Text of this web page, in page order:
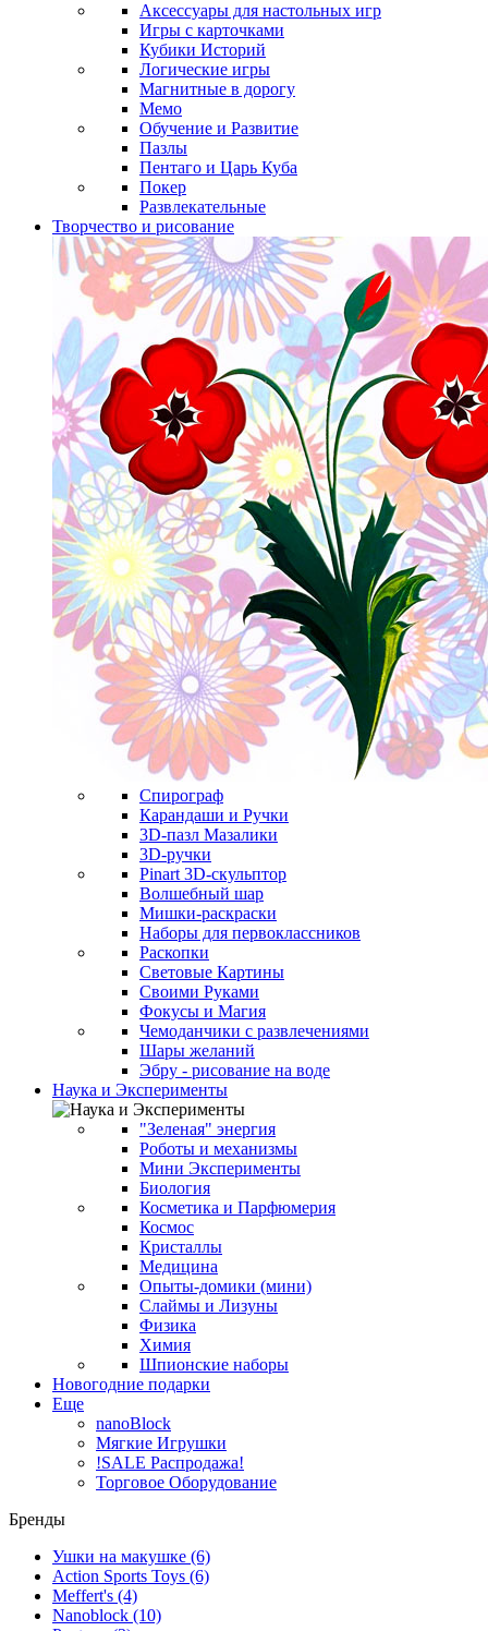
Аксессуары для настольных игр
Игры с карточками
Кубики Историй
Логические игры
Магнитные в дорогу
Мемо
Обучение и Развитие
Пазлы
Пентаго и Царь Куба
Покер
Развлекательные
Творчество и рисование
Спирограф
Карандаши и Ручки
3D-пазл Мазалики
3D-ручки
Pinart 3D-скульптор
Волшебный шар
Мишки-раскраски
Наборы для первоклассников
Раскопки
Световые Картины
Своими Руками
Фокусы и Магия
Чемоданчики с развлечениями
Шары желаний
Эбру - рисование на воде
Наука и Эксперименты
"Зеленая" энергия
Роботы и механизмы
Мини Эксперименты
Биология
Косметика и Парфюмерия
Космос
Кристаллы
Медицина
Опыты-домики (мини)
Слаймы и Лизуны
Физика
Химия
Шпионские наборы
Новогодние подарки
Еще
nanoBlock
Мягкие Игрушки
!SALE Распродажа!
Торговое Оборудование
Бренды
Ушки на макушке (6)
Action Sports Toys (6)
Meffert's (4)
Nanoblock (10)